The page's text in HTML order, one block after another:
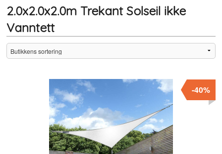
2.0x2.0x2.0m Trekant Solseil ikke
Vanntett
-40%